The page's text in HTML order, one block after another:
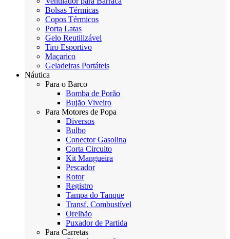
Bolsas Térmicas
Copos Térmicos
Porta Latas
Gelo Reutilizável
Tiro Esportivo
Maçarico
Geladeiras Portáteis
Náutica
Para o Barco
Bomba de Porão
Bujão Viveiro
Para Motores de Popa
Diversos
Bulbo
Conector Gasolina
Corta Circuito
Kit Mangueira
Pescador
Rotor
Registro
Tampa do Tanque
Transf. Combustível
Orelhão
Puxador de Partida
Para Carretas